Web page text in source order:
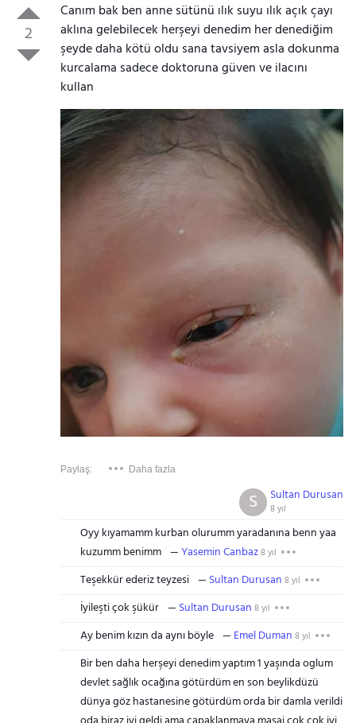
2
Canım bak ben anne sütünü ılık suyu ılık açık çayı
aklına gelebilecek herşeyi denedim her denediğim
şeyde daha kötü oldu sana tavsiyem asla dokunma
kurcalama sadece doktoruna güven ve ilacını
kullan
Paylaş: Daha fazla
Sultan Durusan
8 yıl
S
Oyy kıyamamm kurban olurumm yaradanına benn yaa
kuzumm benimm
Yasemin Canbaz8 yıl
Teşekkür ederiz teyzesi Sultan Durusan 8 yıl
İyileşti çok şükür Sultan Durusan 8 yıl
Ay benim kızın da aynı böyle Emel Duman 8 yıl
Bir ben daha herşeyi denedim yaptım 1 yaşında oglum
devlet sağlık ocağına götürdüm en son beylikdüzü
dünya göz hastanesine götürdüm orda bir damla verildi